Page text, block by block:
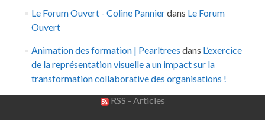
Le Forum Ouvert - Coline Pannierdans Le Forum
Ouvert
Animation des formation | Pearltrees dans L’exercice
de la représentation visuelle a un impact sur la
transformation collaborative des organisations !
RSS - Articles